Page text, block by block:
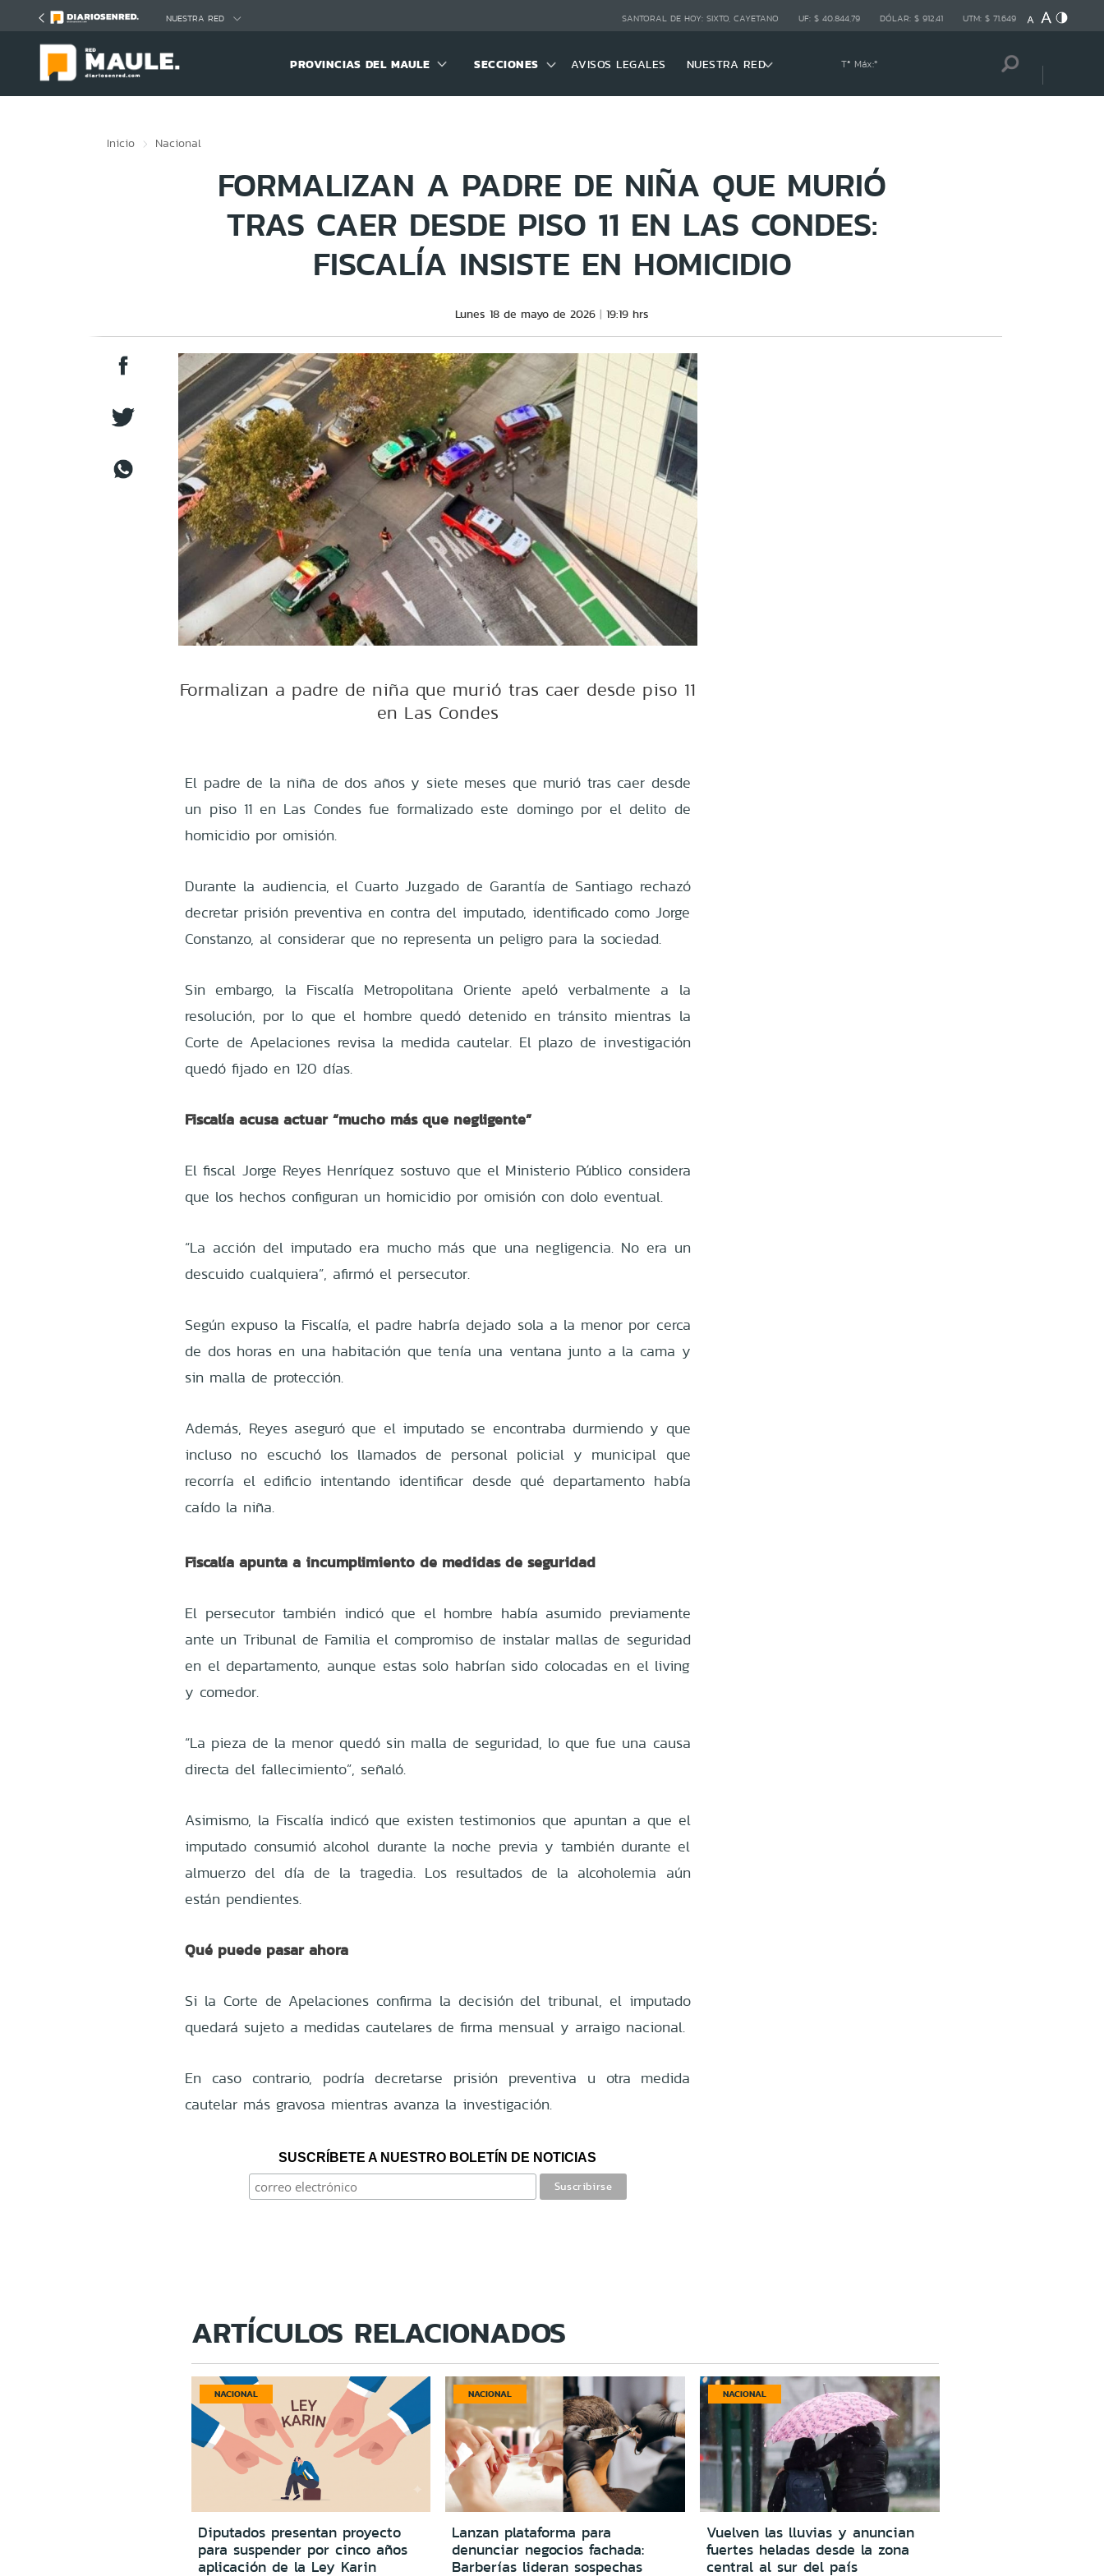
NUESTRA RED SANTORAL DE HOY: SIXTO, CAYETANO UF: $ 40.844,79 DÓLAR: $ 912,41 UTM: $ 71.649
PROVINCIAS DEL MAULE SECCIONES AVISOS LEGALES NUESTRA RED Tª Máx:º
Inicio Nacional
FORMALIZAN A PADRE DE NIÑA QUE MURIÓ
TRAS CAER DESDE PISO 11 EN LAS CONDES:
FISCALÍA INSISTE EN HOMICIDIO
Lunes 18 de mayo de 2026 19:19 hrs
Formalizan a padre de niña que murió tras caer desde piso 11
en Las Condes
El padre de la niña de dos años y siete meses que murió tras caer desde
un piso 11 en Las Condes fue formalizado este domingo por el delito de
homicidio por omisión.
Durante la audiencia, el Cuarto Juzgado de Garantía de Santiago rechazó
decretar prisión preventiva en contra del imputado, identificado como Jorge
Constanzo, al considerar que no representa un peligro para la sociedad.
Sin embargo, la Fiscalía Metropolitana Oriente apeló verbalmente a la
resolución, por lo que el hombre quedó detenido en tránsito mientras la
Corte de Apelaciones revisa la medida cautelar. El plazo de investigación
quedó fijado en 120 días.
Fiscalía acusa actuar “mucho más que negligente”
El fiscal Jorge Reyes Henríquez sostuvo que el Ministerio Público considera
que los hechos configuran un homicidio por omisión con dolo eventual.
“La acción del imputado era mucho más que una negligencia. No era un
descuido cualquiera”, afirmó el persecutor.
Según expuso la Fiscalía, el padre habría dejado sola a la menor por cerca
de dos horas en una habitación que tenía una ventana junto a la cama y
sin malla de protección.
Además, Reyes aseguró que el imputado se encontraba durmiendo y que
incluso no escuchó los llamados de personal policial y municipal que
recorría el edificio intentando identificar desde qué departamento había
caído la niña.
Fiscalía apunta a incumplimiento de medidas de seguridad
El persecutor también indicó que el hombre había asumido previamente
ante un Tribunal de Familia el compromiso de instalar mallas de seguridad
en el departamento, aunque estas solo habrían sido colocadas en el living
y comedor.
“La pieza de la menor quedó sin malla de seguridad, lo que fue una causa
directa del fallecimiento”, señaló.
Asimismo, la Fiscalía indicó que existen testimonios que apuntan a que el
imputado consumió alcohol durante la noche previa y también durante el
almuerzo del día de la tragedia. Los resultados de la alcoholemia aún
están pendientes.
Qué puede pasar ahora
Si la Corte de Apelaciones confirma la decisión del tribunal, el imputado
quedará sujeto a medidas cautelares de firma mensual y arraigo nacional.
En caso contrario, podría decretarse prisión preventiva u otra medida
cautelar más gravosa mientras avanza la investigación.
SUSCRÍBETE A NUESTRO BOLETÍN DE NOTICIAS
ARTÍCULOS RELACIONADOS
NACIONAL
Diputados presentan proyecto
para suspender por cinco años
aplicación de la Ley Karin
NACIONAL
Lanzan plataforma para
denunciar negocios fachada:
Barberías lideran sospechas
NACIONAL
Vuelven las lluvias y anuncian
fuertes heladas desde la zona
central al sur del país